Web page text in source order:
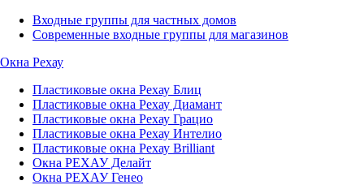
Входные группы для частных домов
Современные входные группы для магазинов
Окна Рехау
Пластиковые окна Рехау Блиц
Пластиковые окна Рехау Диамант
Пластиковые окна Рехау Грацио
Пластиковые окна Рехау Интелио
Пластиковые окна Рехау Brilliant
Окна РЕХАУ Делайт
Окна РЕХАУ Генео